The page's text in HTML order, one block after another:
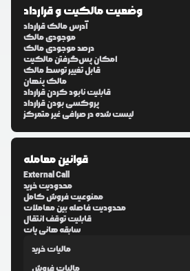
وضعیت مالکیت و قرارداد
آدرس مالک قرارداد
موجودی مالک
درصد موجودی مالک
امکان پس‌گرفتن مالکیت
قابل تغییر توسط مالک
مالک پنهان
قابلیت نابود کردن قرارداد
پروکسی بودن قرارداد
لیست شده در صرافی غیر متمرکز
قوانین معامله
External Call
محدودیت خرید
ممنوعیت فروش کامل
محدودیت فاصله بین معاملات
قابلیت توقف انتقال
سابقه هانی پات
مالیات خرید
مالیات فروش